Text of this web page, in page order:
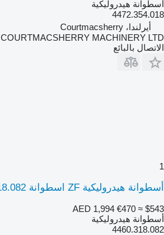
أسطوانة هيدروليكية
4472.354.018
أيرلندا، Courtmacsherry
COURTMACSHERRY MACHINERY LTD
الاتصال بالبائع
1
أسطوانة هيدروليكية ZF اسطوانة 4460.318.082 لـ جرار بعجلات
AED 1,994 €470 ≈ $543
أسطوانة هيدروليكية
4460.318.082